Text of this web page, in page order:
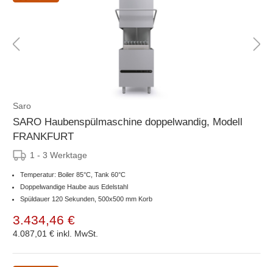
Saro
SARO Haubenspülmaschine doppelwandig, Modell
FRANKFURT
1 - 3 Werktage
Temperatur: Boiler 85°C, Tank 60°C
Doppelwandige Haube aus Edelstahl
Spüldauer 120 Sekunden, 500x500 mm Korb
3.434,46 €
4.087,01 € inkl. MwSt.